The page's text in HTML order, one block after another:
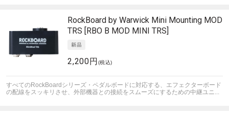
RockBoard by Warwick Mini Mounting MOD
TRS [RBO B MOD MINI TRS]
2,200円 (税込)
すべてのRockBoardシリーズ・ペダルボードに対応する、エフェクターボード
の配線をスッキリさせ、外部機器との接続をスムーズにするための中継ユニ...